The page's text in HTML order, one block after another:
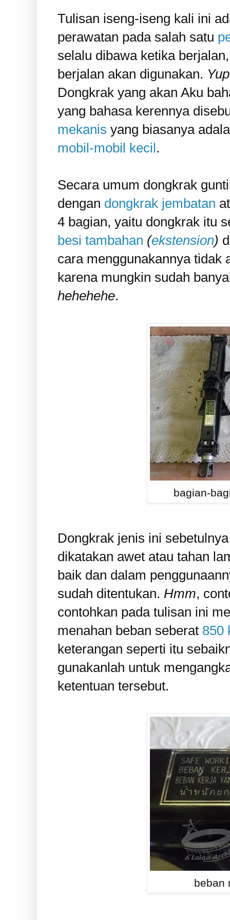
Tulisan iseng-iseng kali ini
perawatan pada salah satu
selalu dibawa ketika
berjalan akan digunakan. Yup
Dongkrak yang akan Aku
yang bahasa kerennya
mekanis yang biasanya
mobil-mobil kecil.
Secara umum dongkrak
dengan dongkrak jembatan
4 bagian, yaitu dongkrak itu
besi tambahan (ekstension)
cara menggunakannya tidak
karena mungkin sudah
hehehehe.
bagian-
Dongkrak jenis ini
dikatakan awet atau tahan
baik dan dalam
sudah ditentukan. Hmm,
contohkan pada tulisan ini
menahan beban seberat 850
keterangan seperti itu
gunakanlah untuk
ketentuan tersebut.
beban